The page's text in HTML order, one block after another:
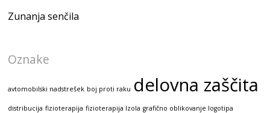
Zunanja senčila
Oznake
avtomobilski nadstrešek boj proti raku delovna zaščita
distribucija fizioterapija fizioterapija Izola grafično oblikovanje logotipa